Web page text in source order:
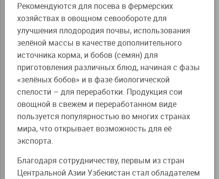
Рекомендуются для посева в фермерских
хозяйствах в овощном севообороте для
улучшения плодородия почвы, использования
зелёной массы в качестве дополнительного
источника корма, и бобов (семян) для
приготовления различных блюд, начиная с фазы
«зелёных бобов» и в фазе биологической
спелости – для переработки. Продукция сои
овощной в свежем и переработанном виде
пользуется популярностью во многих странах
мира, что открывает возможность для её
экспорта.
Благодаря сотрудничеству, первым из стран
Центральной Азии Узбекистан стал обладателем